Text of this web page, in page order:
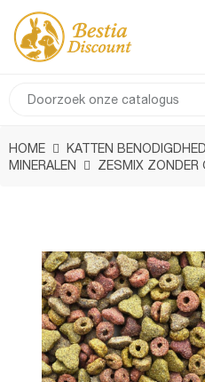
HOME KATTEN
MINERALEN
ZESMIX ZONDER